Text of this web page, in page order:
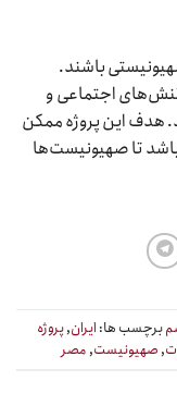
باشند.
اجتماعی و
هدف این پروژه ممکن
باشد تا صهیونیست‌ها
برچسب ها: ایران,پروژه
,صهیونیست,مصر